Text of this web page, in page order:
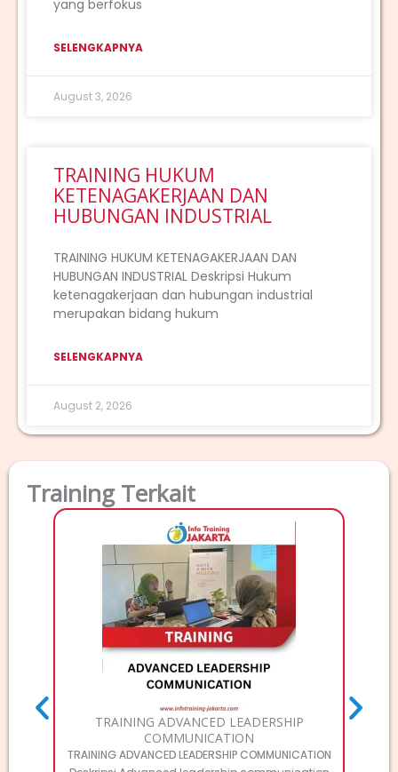
yang berfokus
SELENGKAPNYA
August 3, 2026
TRAINING HUKUM
KETENAGAKERJAAN DAN
HUBUNGAN INDUSTRIAL
TRAINING HUKUM KETENAGAKERJAAN DAN
HUBUNGAN INDUSTRIAL Deskripsi Hukum
ketenagakerjaan dan hubungan industrial
merupakan bidang hukum
SELENGKAPNYA
August 2, 2026
Training Terkait
TRAINING ADVANCED LEADERSHIP
COMMUNICATION
TRAINING ADVANCED LEADERSHIP COMMUNICATION